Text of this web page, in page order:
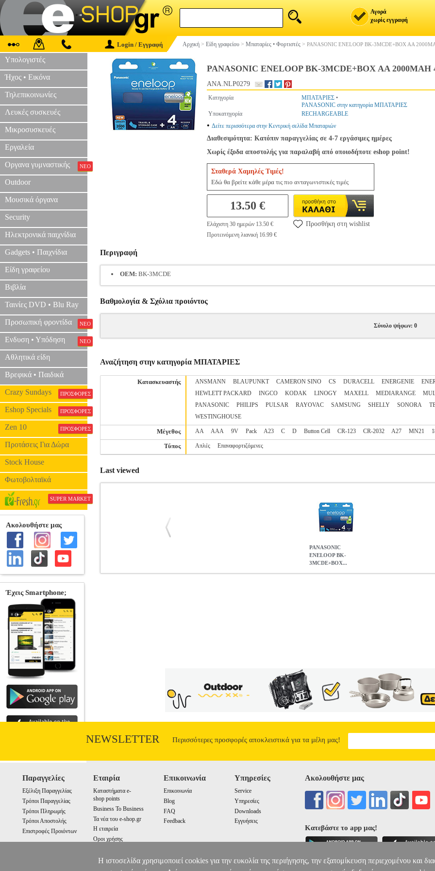
Αγορά
χωρίς εγγραφή
Login / Εγγραφή Αρχική > Είδη γραφείου > Μπαταρίες • Φορτιστές > PANASONIC ENELOOP BK-3MCDE+BOX AA
Υπολογιστές
Ήχος • Εικόνα
Τηλεπικοινωνίες
Λευκές συσκευές
Μικροσυσκευές
Εργαλεία
Οργανα γυμναστικής ΝΕΟ
Outdoor
Μουσικά όργανα
Security
Ηλεκτρονικά παιχνίδια
Gadgets • Παιχνίδια
Είδη γραφείου
Βιβλία
Ταινίες DVD • Blu Ray
Προσωπική φροντίδα ΝΕΟ
Ενδυση • Υπόδηση ΝΕΟ
Αθλητικά είδη
Βρεφικά • Παιδικά
Crazy Sundays ΠΡΟΣΦΟΡΕΣ
Eshop Specials ΠΡΟΣΦΟΡΕΣ
Zen 10 ΠΡΟΣΦΟΡΕΣ
Προτάσεις Για Δώρα
Stock House
Φωτοβολταϊκά
SUPER MARKET
PANASONIC ENELOOP BK-3MCDE+BOX AA
ANA.NLP0279
Κατηγορία ΜΠΑΤΑΡΙΕΣ •
PANASONIC στην κατηγορία ΜΠΑΤΑΡΙΕΣ
Υποκατηγορία
RECHARGEABLE
• Δείτε περισσότερα στην Κεντρική σελίδα Μπαταριών
Διαθεσιμότητα: Κατόπιν παραγγελίας σε 4-7 εργάσιμες ημέρες
Χωρίς έξοδα αποστολής για παραλαβή από οποιοδήποτε eshop point!
Σταθερά Χαμηλές Τιμές!
Εδώ θα βρείτε κάθε μέρα τις πιο ανταγωνιστικές τιμές
13.50 €
Ελάχιστη 30 ημερών 13.50 €
Προτεινόμενη λιανική 16.99 €
Προσθήκη στη wishlist
Περιγραφή
OEM: BK-3MCDE
Βαθμολογία & Σχόλια προιόντος
Σύνολο ψήφων: 0
Αναζήτηση στην κατηγορία ΜΠΑΤΑΡΙΕΣ
Κατασκευαστής ANSMANN BLAUPUNKT CAMERON SINO CS DURACELL ENERGENIE
HEWLETT PACKARD
INGCO KODAK LINOGY MAXELL MEDIARANGE
PANASONIC
PHILIPS PULSAR RAYOVAC SAMSUNG SHELLY SONORA
WESTINGHOUSE
Μέγεθος AA AAA 9V Pack A23 C D Button Cell CR-123 CR-2032 A27 MN21
Τύπος Απλές Επαναφορτιζόμενες
Last viewed
PANASONIC
ENELOOP BK-
3MCDE+BOX...
NEWSLETTER Περισσότερες προσφορές αποκλειστικά για τα μέλη μας!
Παραγγελίες
Εξέλιξη Παραγγελίας
Τρόποι Παραγγελίας
Τρόποι Πληρωμής
Τρόποι Αποστολής
Επιστροφές Προιόντων
Εταιρία
Καταστήματα e-
shop points
Business To Business
Τα νέα του e-shop.gr
Η εταιρεία
Οροι χρήσης
Επικοινωνία
Επικοινωνία
Blog
FAQ
Feedback
Υπηρεσίες
Service
Υπηρεσίες
Downloads
Εγγυήσεις
Ακολουθήστε μας
Κατεβάστε το app μας!
Η ιστοσελίδα χρησιμοποιεί cookies για την ευκολία της περιήγησης, την εξατομίκευση περιεχομένου και